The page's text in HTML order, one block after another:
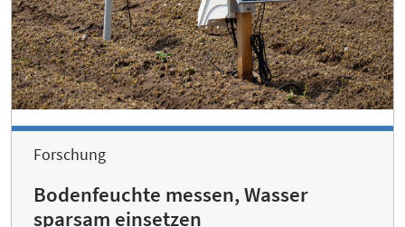
Forschung
Bodenfeuchte messen, Wasser
sparsam einsetzen